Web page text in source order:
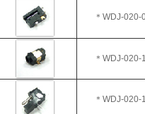
＊WDJ-020-
＊WDJ-020-
＊WDJ-020-